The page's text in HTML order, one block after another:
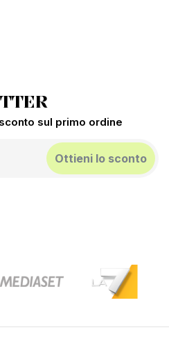
sul primo ordine
Ottieni lo sconto